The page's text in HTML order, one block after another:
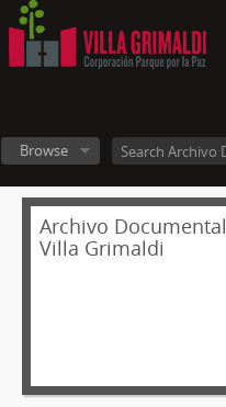
Browse
Archivo Documental
Villa Grimaldi